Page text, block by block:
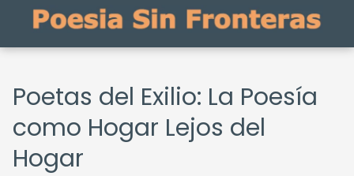
Poetas del Exilio: La Poesía
como Hogar Lejos del
Hogar